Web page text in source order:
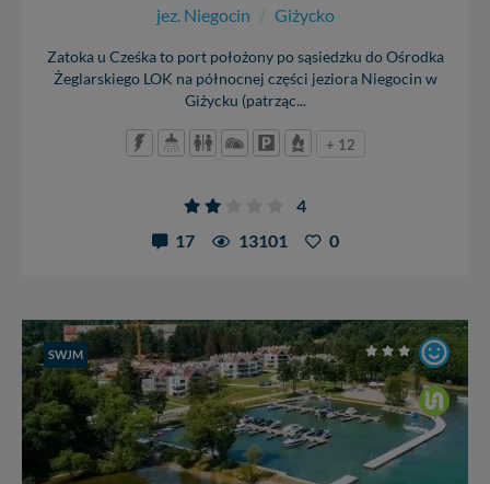
jez. Niegocin / Giżycko
Zatoka u Cześka to port położony po sąsiedzku do Ośrodka
Żeglarskiego LOK na północnej części jeziora Niegocin w
Giżycku (patrząc...
+ 12
4
17
13101 0
SWJM